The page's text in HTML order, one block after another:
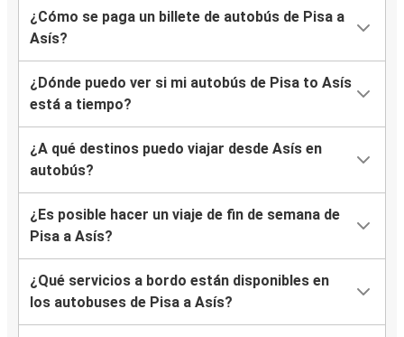
¿Cómo se paga un billete de autobús de Pisa a
Asís?
¿Dónde puedo ver si mi autobús de Pisa to Asís
está a tiempo?
¿A qué destinos puedo viajar desde Asís en
autobús?
¿Es posible hacer un viaje de fin de semana de
Pisa a Asís?
¿Qué servicios a bordo están disponibles en
los autobuses de Pisa a Asís?